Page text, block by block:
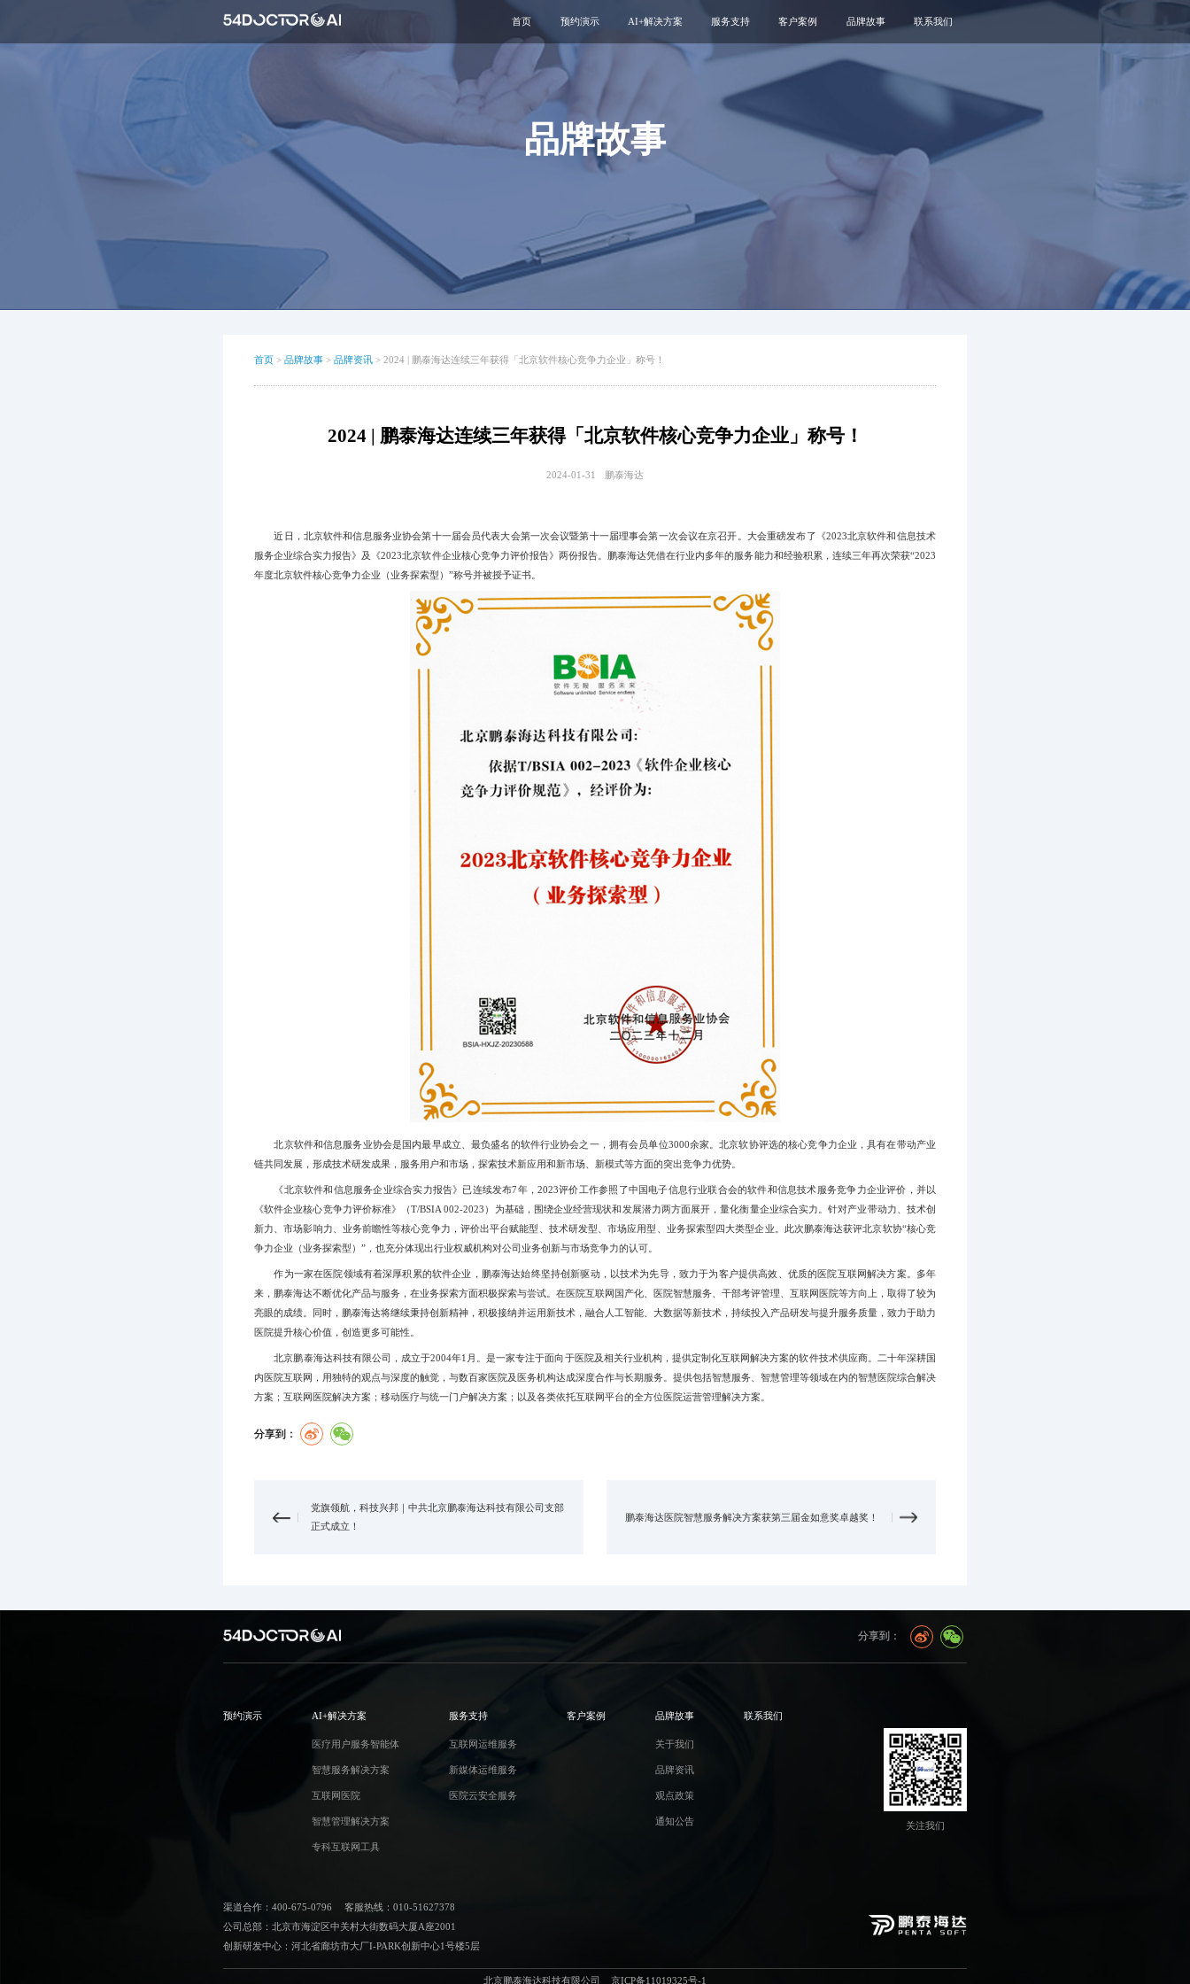
首页 预约演示 AI+解决方案
医疗用户服务智能体
互联网医院
智慧管理解决方案
服务支持
互联网运维服务
新媒体运维服务
医院云安全服务
客户案例 品牌故事
通知公告
联系我们
品牌故事
首页 > 品牌故事 > 品牌资讯 > 2024 | 鹏泰海达连续三年获得「北京软件核心竞争力企业」称号！
2024 | 鹏泰海达连续三年获得「北京软件核心竞争力企业」称号！
2024-01-31 鹏泰海达
近日，北京软件和信息服务业协会第十一届会员代表大会第一次会议暨第十一届理事会第一次会议在京召开。大会重磅发布了《2023北京软件和信息技术
服务企业综合实力报告》及《2023北京软件企业核心竞争力评价报告》两份报告。鹏泰海达凭借在行业内多年的服务能力和经验积累，连续三年再次荣获“2023
年度北京软件核心竞争力企业（业务探索型）”称号并被授予证书。
北京软件和信息服务业协会是国内最早成立、最负盛名的软件行业协会之一，拥有会员单位3000余家。北京软协评选的核心竞争力企业，具有在带动产业
链共同发展，形成技术研发成果，服务用户和市场，探索技术新应用和新市场、新模式等方面的突出竞争力优势。
《北京软件和信息服务企业综合实力报告》已连续发布7年，2023评价工作参照了中国电子信息行业联合会的软件和信息技术服务竞争力企业评价，并以
《软件企业核心竞争力评价标准》（T/BSIA 002-2023）为基础，围绕企业经营现状和发展潜力两方面展开，量化衡量企业综合实力。针对产业带动力、技术创
新力、市场影响力、业务前瞻性等核心竞争力，评价出平台赋能型、技术研发型、市场应用型、业务探索型四大类型企业。此次鹏泰海达获评北京软协“核心竞
争力企业（业务探索型）”，也充分体现出行业权威机构对公司业务创新与市场竞争力的认可。
作为一家在医院领域有着深厚积累的软件企业，鹏泰海达始终坚持创新驱动，以技术为先导，致力于为客户提供高效、优质的医院互联网解决方案。多年
来，鹏泰海达不断优化产品与服务，在业务探索方面积极探索与尝试。在医院互联网国产化、医院智慧服务、干部考评管理、互联网医院等方向上，取得了较为
亮眼的成绩。同时，鹏泰海达将继续秉持创新精神，积极接纳并运用新技术，融合人工智能、大数据等新技术，持续投入产品研发与提升服务质量，致力于助力
医院提升核心价值，创造更多可能性。
北京鹏泰海达科技有限公司，成立于2004年1月。是一家专注于面向于医院及相关行业机构，提供定制化互联网解决方案的软件技术供应商。二十年深耕国
内医院互联网，用独特的观点与深度的触觉，与数百家医院及医务机构达成深度合作与长期服务。提供包括智慧服务、智慧管理等领域在内的智慧医院综合解决
方案；互联网医院解决方案；移动医疗与统一门户解决方案；以及各类依托互联网平台的全方位医院运营管理解决方案。
分享到：
党旗领航，科技兴邦｜中共北京鹏泰海达科技有限公司支部
正式成立！
鹏泰海达医院智慧服务解决方案获第三届金如意奖卓越奖！
分享到：
预约演示 AI+解决方案
医疗用户服务智能体
智慧服务解决方案
互联网医院
智慧管理解决方案
专科互联网工具
服务支持
互联网运维服务
新媒体运维服务
医院云安全服务
客户案例 品牌故事
关于我们
品牌资讯
观点政策
通知公告
联系我们
关注我们
渠道合作：400-675-0796
客服热线：010-51627378
公司总部：北京市海淀区中关村大街数码大厦A座2001
创新研发中心：河北省廊坊市大厂I-PARK创新中心1号楼5层
北京鹏泰海达科技有限公司 京ICP备11019325号-1